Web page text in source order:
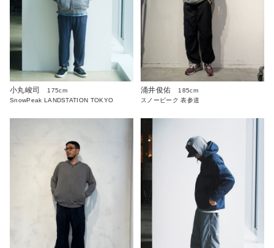
小丸峻司
175cm
SnowPeak LANDSTATION TOKYO
涌井俊佑
185cm
スノーピーク 表参道